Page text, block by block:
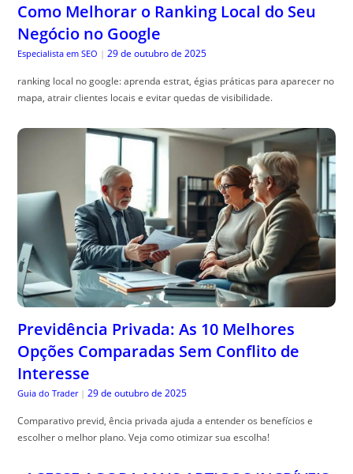
Como Melhorar o Ranking Local do Seu
Negócio no Google
Especialista em SEO | 29 de outubro de 2025
ranking local no google: aprenda estrat, égias práticas para aparecer no
mapa, atrair clientes locais e evitar quedas de visibilidade.
Previdência Privada: As 10 Melhores
Opções Comparadas Sem Conflito de
Interesse
Guia do Trader | 29 de outubro de 2025
Comparativo previd, ência privada ajuda a entender os benefícios e
escolher o melhor plano. Veja como otimizar sua escolha!